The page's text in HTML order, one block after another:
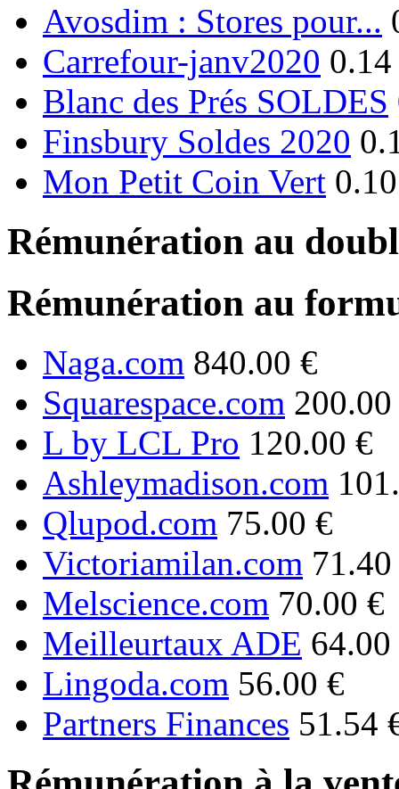
Avosdim : Stores pour...
Carrefour-janv2020
Blanc des Prés SOLDES
Finsbury Soldes 2020
Mon Petit Coin Vert
Rémunération au
Rémunération au
Naga.com 840.00 €
Squarespace.com
L by LCL Pro 120.00 €
Ashleymadison.com
Qlupod.com 75.00 €
Victoriamilan.com
Melscience.com 70.00 €
Meilleurtaux ADE 64.00
Lingoda.com 56.00 €
Partners Finances 51.54